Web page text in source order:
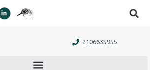
2106635955